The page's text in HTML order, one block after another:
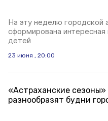
На эту неделю городской
сформирована
детей
23 июня , 20:00
«Астраханские сезоны»
разнообразят будни